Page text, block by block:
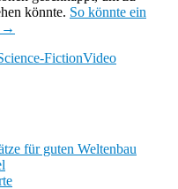
könnte. So könnte ein
→
FictionVideo
für guten Weltenbau